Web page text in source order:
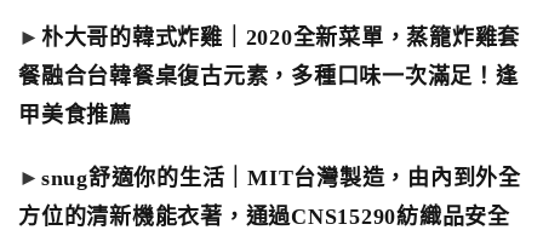
► 朴大哥的韓式炸雞｜2020全新菜單，蒸籠炸雞套
餐融合台韓餐桌復古元素，多種口味一次滿足！逢
甲美食推薦
► snug舒適你的生活｜MIT台灣製造，由內到外全
方位的清新機能衣著，通過CNS15290紡織品安全